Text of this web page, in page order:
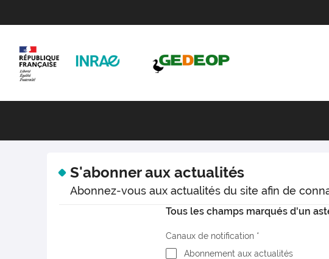
S'abonner aux actualités
Abonnez-vous aux actualités du site afin de
Tous les champs marqués d'un
Canaux de notification
Abonnement aux actualités